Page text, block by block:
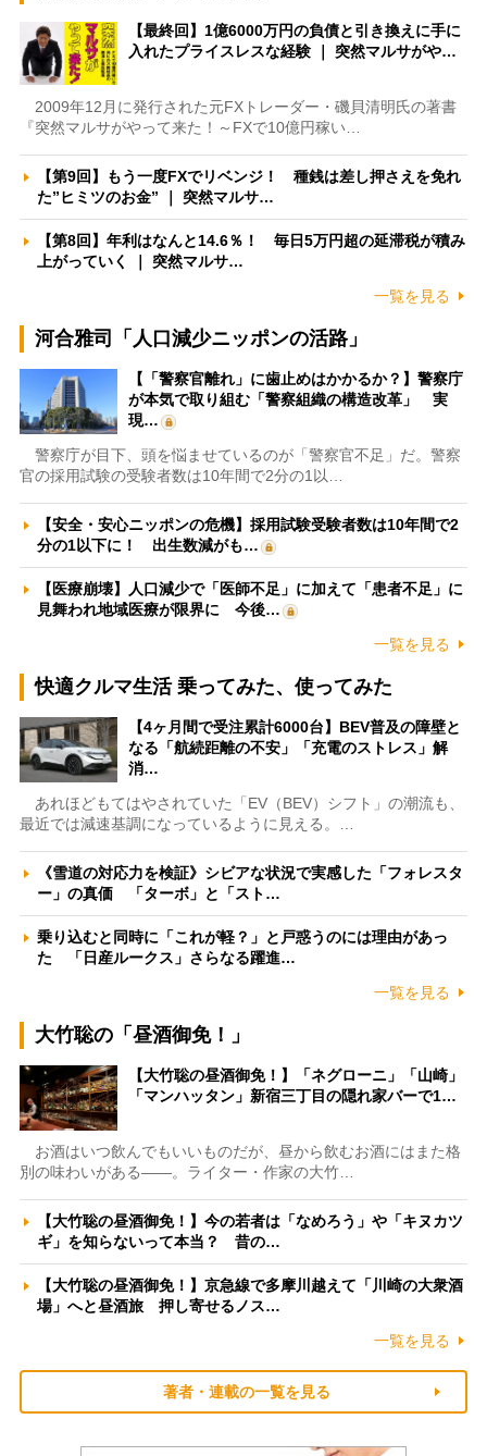
【最終回】1億6000万円の負債と引き換えに手に
入れたプライスレスな経験 ｜ 突然マルサがや…
2009年12月に発行された元FXトレーダー・磯貝清明氏の著書
『突然マルサがやって来た！～FXで10億円稼い…
【第9回】もう一度FXでリベンジ！ 種銭は差し押さえを免れ
た”ヒミツのお金” ｜ 突然マルサ…
【第8回】年利はなんと14.6％！ 毎日5万円超の延滞税が積み
上がっていく ｜ 突然マルサ…
一覧を見る
河合雅司「人口減少ニッポンの活路」
【「警察官離れ」に歯止めはかかるか？】警察庁
が本気で取り組む「警察組織の構造改革」 実
現…
警察庁が目下、頭を悩ませているのが「警察官不足」だ。警察
官の採用試験の受験者数は10年間で2分の1以…
【安全・安心ニッポンの危機】採用試験受験者数は10年間で2
分の1以下に！ 出生数減がも…
【医療崩壊】人口減少で「医師不足」に加えて「患者不足」に
見舞われ地域医療が限界に 今後…
一覧を見る
快適クルマ生活 乗ってみた、使ってみた
【4ヶ月間で受注累計6000台】BEV普及の障壁と
なる「航続距離の不安」「充電のストレス」解
消…
あれほどもてはやされていた「EV（BEV）シフト」の潮流も、
最近では減速基調になっているように見える。…
《雪道の対応力を検証》シビアな状況で実感した「フォレスタ
ー」の真価 「ターボ」と「スト…
乗り込むと同時に「これが軽？」と戸惑うのには理由があっ
た 「日産ルークス」さらなる躍進…
一覧を見る
大竹聡の「昼酒御免！」
【大竹聡の昼酒御免！】「ネグローニ」「山崎」
「マンハッタン」新宿三丁目の隠れ家バーで1…
お酒はいつ飲んでもいいものだが、昼から飲むお酒にはまた格
別の味わいがある――。ライター・作家の大竹…
【大竹聡の昼酒御免！】今の若者は「なめろう」や「キヌカツ
ギ」を知らないって本当？ 昔の…
【大竹聡の昼酒御免！】京急線で多摩川越えて「川崎の大衆酒
場」へと昼酒旅 押し寄せるノス…
一覧を見る
著者・連載の一覧を見る